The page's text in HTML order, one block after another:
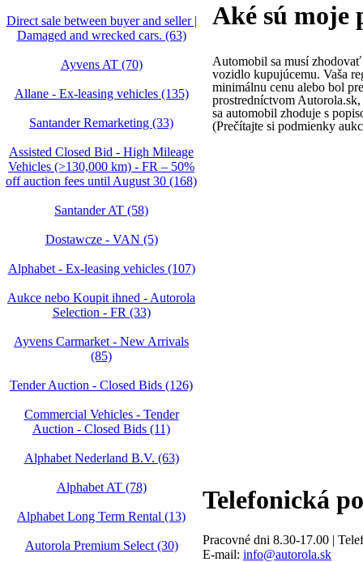
Direct sale between buyer and seller |
Damaged and wrecked cars. (63)
Ayvens AT (70)
Allane - Ex-leasing vehicles (135)
Santander Remarketing (33)
Assisted Closed Bid - High Mileage
Vehicles (>130,000 km) - FR – 50%
off auction fees until August 30 (168)
Santander AT (58)
Dostawcze - VAN (5)
Alphabet - Ex-leasing vehicles (107)
Aukce nebo Koupit ihned - Autorola
Selection - FR (33)
Ayvens Carmarket - New Arrivals
(85)
Tender Auction - Closed Bids (126)
Commercial Vehicles - Tender
Auction - Closed Bids (11)
Alphabet Nederland B.V. (63)
Alphabet AT (78)
Alphabet Long Term Rental (13)
Autorola Premium Select (30)
Aké sú moje
Automobil sa musí
vozidlo kupujúcemu. Vaša
minimálnu cenu alebo bol
prostredníctvom
sa automobil zhoduje s
(Prečítajte si podmienky
Telefonická
Pracovné dni 8.30-17.00 |
E-mail: info@autorola.sk